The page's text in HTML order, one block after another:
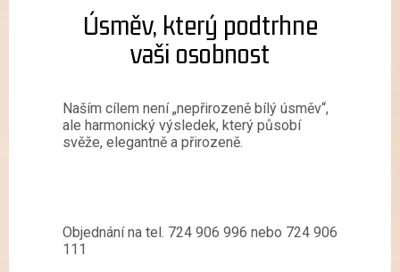
Úsměv, který podtrhne
vaši osobnost
Naším cílem není „nepřirozeně bílý úsměv“,
ale harmonický výsledek, který působí
svěže, elegantně a přirozeně.
Objednání na tel. 724 906 996 nebo 724 906
111